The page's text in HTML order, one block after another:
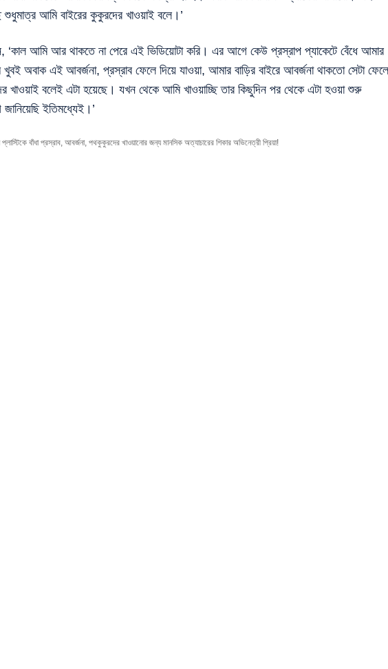
শুধুমাত্র আমি বাইরের কুকুরদের খাওয়াই বলে।’
‘কাল আমি আর থাকতে না পেরে এই ভিডিয়োটা করি। এর আগে কেউ প্রস্রাপ প্যাকেটে বেঁধে আমার
খুবই অবাক এই আবর্জনা, প্রস্রাব ফেলে দিয়ে যাওয়া, আমার বাড়ির বাইরে আবর্জনা থাকতো সেটা ফেলে
বলেই এটা হয়েছে। যখন থেকে আমি খাওয়াচ্ছি তার কিছুদিন পর থেকে এটা হওয়া শুরু
ইতিমধ্যেই।’
প্লাস্টিকে বাঁধা প্রস্রাব, আবর্জনা, পথকুকুরদের খাওয়ানোর জন্য মানসিক অত্যাচারের শিকার অভিনেত্রী প্রিয়া!